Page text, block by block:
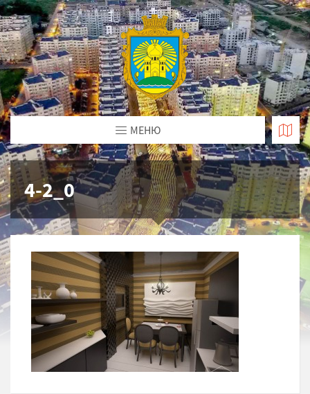
МЕНЮ
4-2_0